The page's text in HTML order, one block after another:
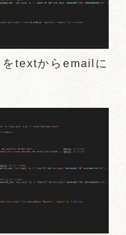
をtextからemailに